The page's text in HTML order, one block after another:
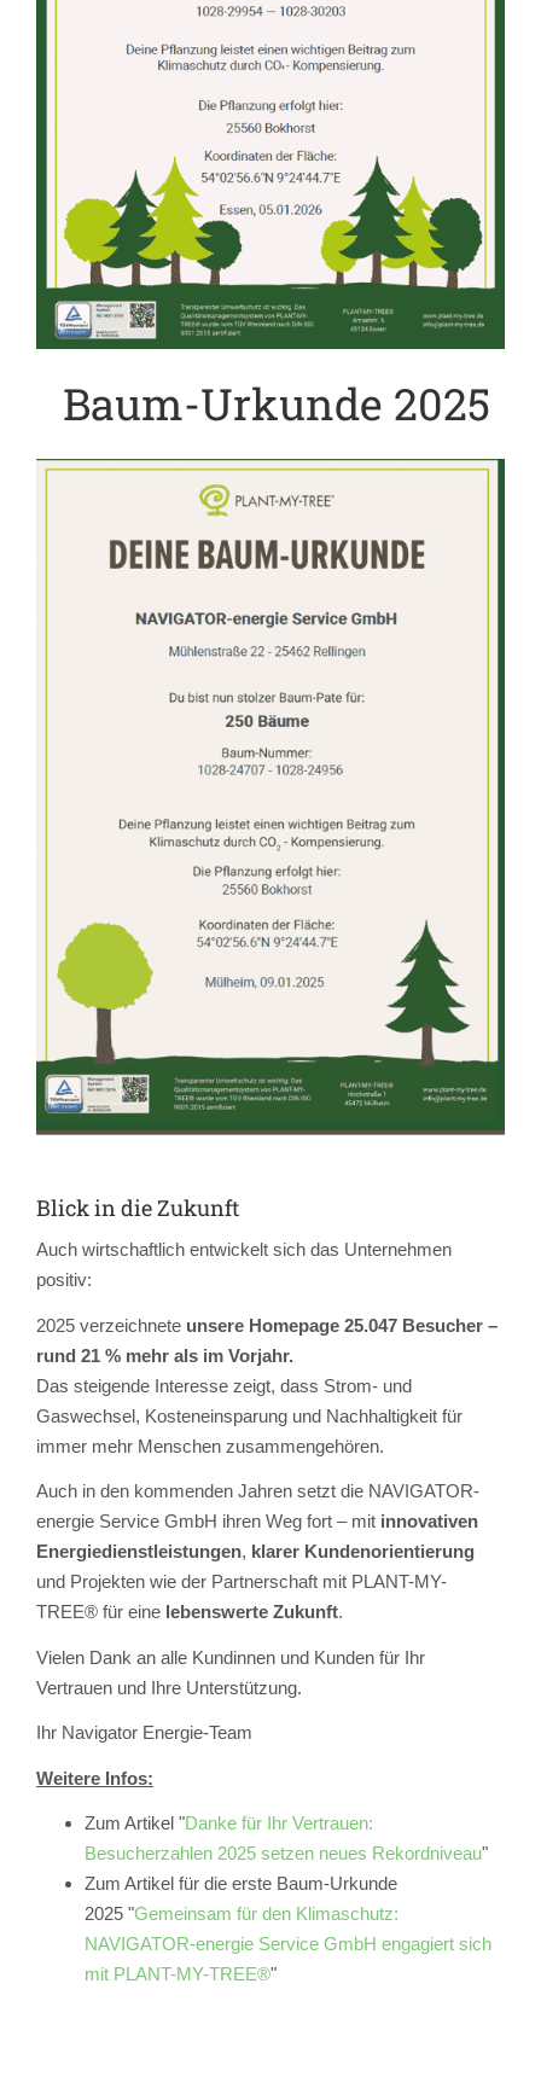
Baum-Urkunde 2025
Blick in die Zukunft
Auch wirtschaftlich entwickelt sich das Unternehmen
positiv:
2025 verzeichnete unsere Homepage 25.047 Besucher –
rund 21 % mehr als im Vorjahr.
Das steigende Interesse zeigt, dass Strom- und
Gaswechsel, Kosteneinsparung und Nachhaltigkeit für
immer mehr Menschen zusammengehören.
Auch in den kommenden Jahren setzt die NAVIGATOR-
energie Service GmbH ihren Weg fort – mit innovativen
Energiedienstleistungen, klarer Kundenorientierung
und Projekten wie der Partnerschaft mit PLANT-MY-
TREE® für eine lebenswerte Zukunft.
Vielen Dank an alle Kundinnen und Kunden für Ihr
Vertrauen und Ihre Unterstützung.
Ihr Navigator Energie-Team
Weitere Infos:
Zum Artikel "Danke für Ihr Vertrauen:
Besucherzahlen 2025 setzen neues Rekordniveau"
Zum Artikel für die erste Baum-Urkunde
2025 "Gemeinsam für den Klimaschutz:
NAVIGATOR-energie Service GmbH engagiert sich
mit PLANT-MY-TREE®"